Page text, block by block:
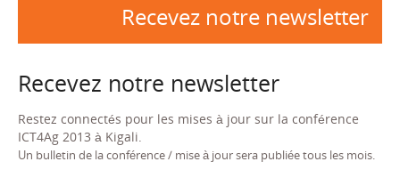
Recevez notre newsletter
Recevez notre newsletter
Restez connectés pour les mises à jour sur la conférence
ICT4Ag 2013 à Kigali.
Un bulletin de la conférence / mise à jour sera publiée tous les mois.